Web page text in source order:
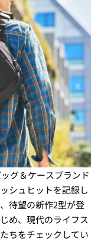
グ＆ケースブランド
シュヒットを記録し
待望の新作2型が登
め、現代のライフス
ちをチェックしてい